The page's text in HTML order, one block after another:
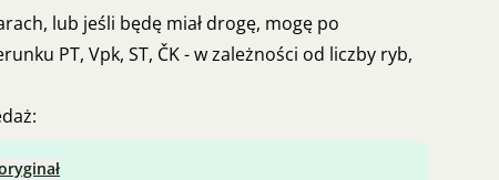
lub jeśli będę miał drogę, mogę po
PT, Vpk, ST, ČK - w zależności od liczby ryb,